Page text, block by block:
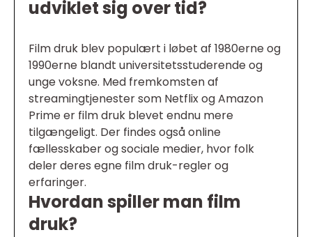
udviklet sig over tid?
Film druk blev populært i løbet af 1980erne og
1990erne blandt universitetsstuderende og
unge voksne. Med fremkomsten af
streamingtjenester som Netflix og Amazon
Prime er film druk blevet endnu mere
tilgængeligt. Der findes også online
fællesskaber og sociale medier, hvor folk
deler deres egne film druk-regler og
erfaringer.
Hvordan spiller man film
druk?